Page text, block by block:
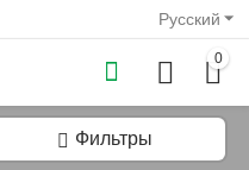
Русский
0
Фильтры